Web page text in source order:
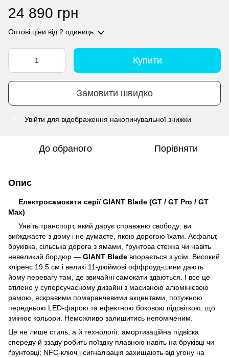
24 890 грн
Оптові ціни від 2 одиниць
Купити
Замовити швидко
Увійти для відображення накопичувальної знижки
До обраного Порівняти
Опис
Електросамокати серії GIANT Blade (GT / GT Pro / GT
Max)
Уявіть транспорт, який дарує справжню свободу: ви
виїжджаєте з дому і не думаєте, якою дорогою їхати. Асфальт,
бруківка, сільська дорога з ямами, ґрунтова стежка чи навіть
невеликий бордюр — GIANT Blade впорається з усім. Високий
кліренс 19,5 см і великі 11-дюймові оффроуд-шини дають
йому перевагу там, де звичайні самокати здаються. І все це
втілено у суперсучасному дизайні з масивною алюмінієвою
рамою, яскравими помаранчевими акцентами, потужною
передньою LED-фарою та ефектною боковою підсвіткою, що
змінює кольори. Неможливо залишитись непоміченим.
Це не лише стиль, а й технології: амортизаційна підвіска
спереду й ззаду робить поїздку плавною навіть на бруківці чи
ґрунтовці; NFC-ключ і сигналізація захищають від угону на